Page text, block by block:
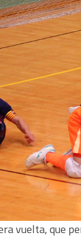
vuelta, que